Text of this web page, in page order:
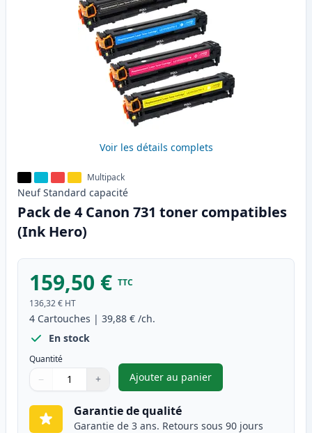
Voir les détails complets
Multipack
Neuf Standard capacité
Pack de 4 Canon 731 toner compatibles
(Ink Hero)
159,50 € TTC
136,32 € HT
4 Cartouches | 39,88 € /ch.
En stock
Quantité
Quantité
Utilisez les boutons pour ajuster
− +
Quantité
Ajouter au panier
,Pack de 4 Canon 731 toner
Garantie de qualité
Garantie de 3 ans. Retours sous 90 jours